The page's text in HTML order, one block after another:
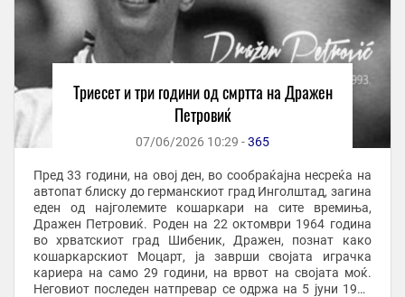
Триесет и три години од смртта на Дражен
Петровиќ
07/06/2026 10:29 -365
Пред 33 години, на овој ден, во сообраќајна несреќа на
автопат блиску до германскиот град Инголштад, загина
еден од најголемите кошаркари на сите времиња,
Дражен Петровиќ. Роден на 22 октомври 1964 година
во хрватскиот град Шибеник, Дражен, познат како
кошаркарскиот Моцарт, ја заврши својата играчка
кариера на само 29 години, на врвот на својата моќ.
Неговиот последен натпревар се одржа на 5 јуни 1993